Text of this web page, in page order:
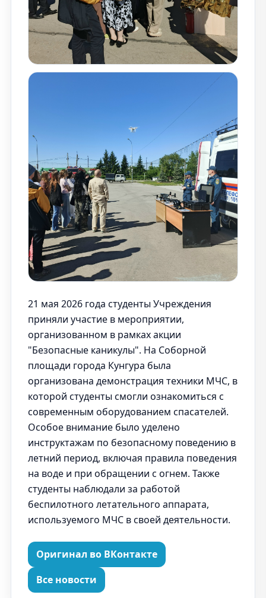
21 мая 2026 года студенты Учреждения
приняли участие в мероприятии,
организованном в рамках акции
"Безопасные каникулы". На Соборной
площади города Кунгура была
организована демонстрация техники МЧС, в
которой студенты смогли ознакомиться с
современным оборудованием спасателей.
Особое внимание было уделено
инструктажам по безопасному поведению в
летний период, включая правила поведения
на воде и при обращении с огнем. Также
студенты наблюдали за работой
беспилотного летательного аппарата,
используемого МЧС в своей деятельности.
Оригинал во ВКонтакте
Все новости